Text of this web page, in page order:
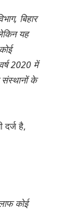
बिहार
यह
2020 में
के
है,
कोई